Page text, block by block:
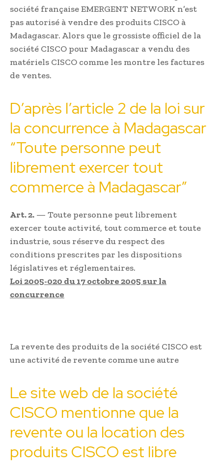
société française EMERGENT NETWORK n’est
pas autorisé à vendre des produits CISCO à
Madagascar. Alors que le grossiste officiel de la
société CISCO pour Madagascar a vendu des
matériels CISCO comme les montre les factures
de ventes.
D’après l’article 2 de la loi sur
la concurrence à Madagascar
“Toute personne peut
librement exercer tout
commerce à Madagascar”
Art. 2. — Toute personne peut librement
exercer toute activité, tout commerce et toute
industrie, sous réserve du respect des
conditions prescrites par les dispositions
législatives et réglementaires.
Loi 2005-020 du 17 octobre 2005 sur la
concurrence
La revente des produits de la société CISCO est
une activité de revente comme une autre
Le site web de la société
CISCO mentionne que la
revente ou la location des
produits CISCO est libre